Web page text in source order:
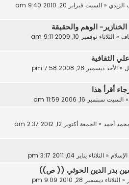
« السبت فبراير 20, 2010 9:40 am
الوهم والحقيقة
« الثلاثاء نوفمبر 10, 2009 9:11 am
الثقافية
« الأحد ديسمبر 28, 2008 7:58 pm
أقرأ هذا
السبت سبتمبر 16, 2006 11:59 am
أحمد« الجمعة أكتوبر 12, 2012 2:37 am
« الثلاثاء يناير 04, 2011 3:17 pm
بدر الدين الحوثي (( ص))
« الثلاثاء ديسمبر 28, 2010 9:09 pm